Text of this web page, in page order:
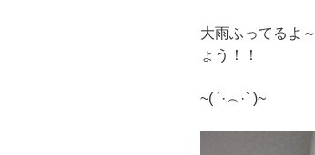
大雨ふってるよ
ょう！！
~( ´·︵·` )~